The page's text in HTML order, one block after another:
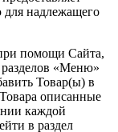
надлежащего
помощи Сайта,
«Меню»
Товар(ы) в
описанные
каждой
в раздел